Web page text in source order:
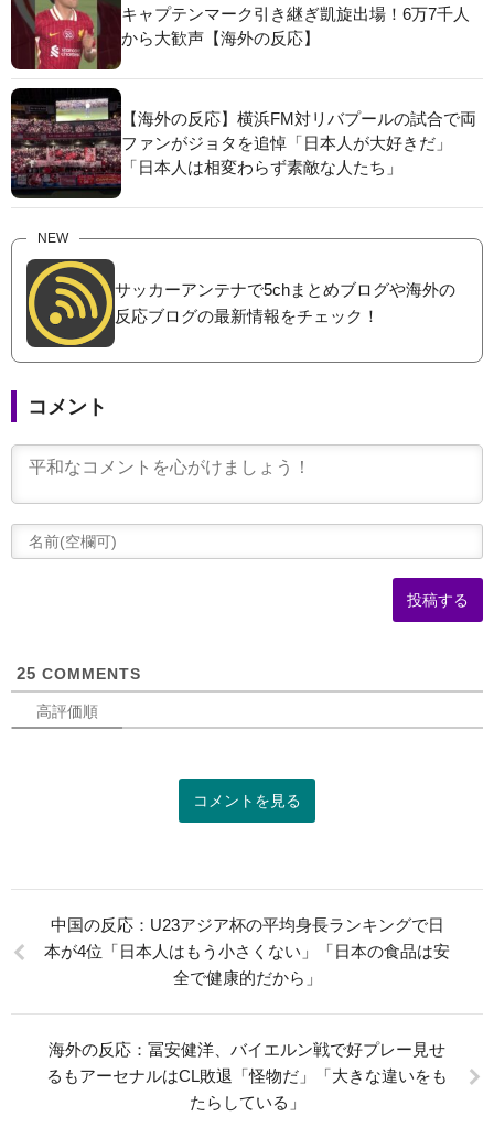
キャプテンマーク引き継ぎ凱旋出場！6万7千人
から大歓声【海外の反応】
【海外の反応】横浜FM対リバプールの試合で両
ファンがジョタを追悼「日本人が大好きだ」
「日本人は相変わらず素敵な人たち」
NEW
サッカーアンテナで5chまとめブログや海外の
反応ブログの最新情報をチェック！
コメント
25 COMMENTS
高評価順
コメントを見る
中国の反応：U23アジア杯の平均身長ランキングで日
本が4位「日本人はもう小さくない」「日本の食品は安
全で健康的だから」
海外の反応：冨安健洋、バイエルン戦で好プレー見せ
るもアーセナルはCL敗退「怪物だ」「大きな違いをも
たらしている」